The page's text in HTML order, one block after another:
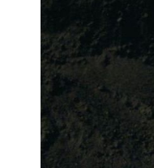
If Tim